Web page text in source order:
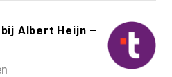
Albert Heijn –